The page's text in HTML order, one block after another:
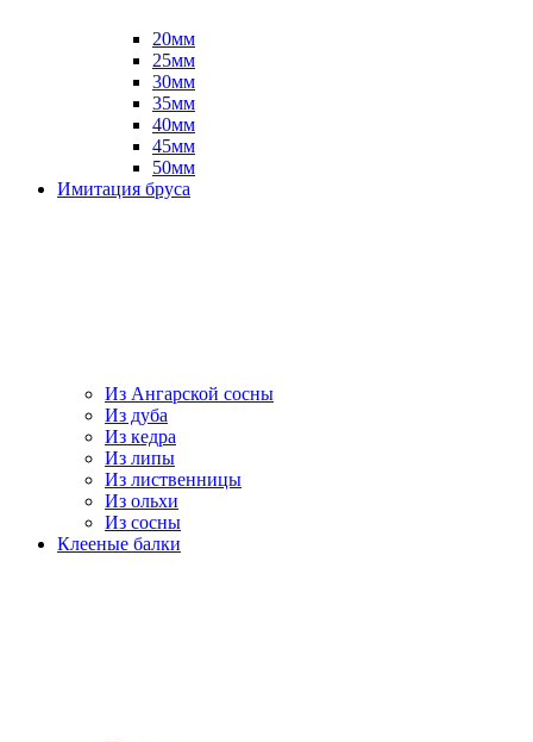
20мм
25мм
30мм
35мм
40мм
45мм
50мм
Имитация бруса
Из Ангарской сосны
Из дуба
Из кедра
Из липы
Из лиственницы
Из ольхи
Из сосны
Клееные балки